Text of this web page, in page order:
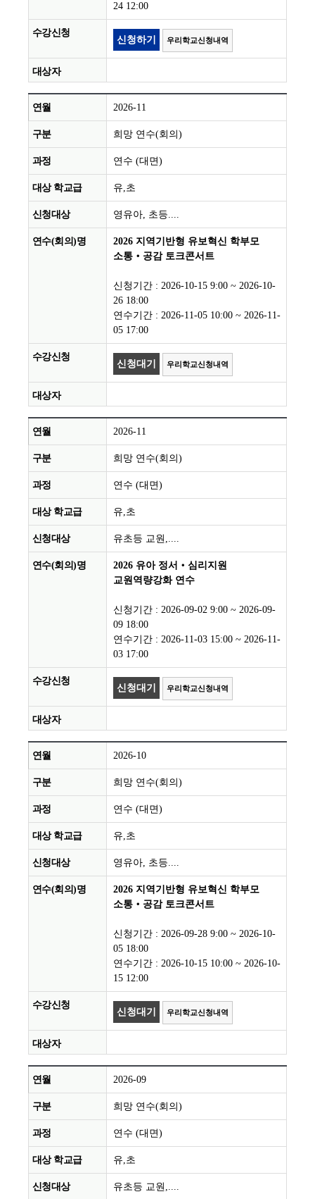
24 12:00
신청하기 우리학교신청내역
2026-11
희망 연수(회의)
연수 (대면)
유,초
영유아, 초등....
2026 지역기반형 유보혁신 학부모
소통‧공감 토크콘서트
신청기간 : 2026-10-15 9:00 ~ 2026-10-
26 18:00
연수기간 : 2026-11-05 10:00 ~ 2026-11-
05 17:00
신청대기 우리학교신청내역
2026-11
희망 연수(회의)
연수 (대면)
유,초
유초등 교원,....
2026 유아 정서‧심리지원
교원역량강화 연수
신청기간 : 2026-09-02 9:00 ~ 2026-09-
09 18:00
연수기간 : 2026-11-03 15:00 ~ 2026-11-
03 17:00
신청대기 우리학교신청내역
2026-10
희망 연수(회의)
연수 (대면)
유,초
영유아, 초등....
2026 지역기반형 유보혁신 학부모
소통‧공감 토크콘서트
신청기간 : 2026-09-28 9:00 ~ 2026-10-
05 18:00
연수기간 : 2026-10-15 10:00 ~ 2026-10-
15 12:00
신청대기 우리학교신청내역
2026-09
희망 연수(회의)
연수 (대면)
유,초
유초등 교원,....